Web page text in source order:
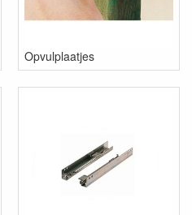
Opvulplaatjes